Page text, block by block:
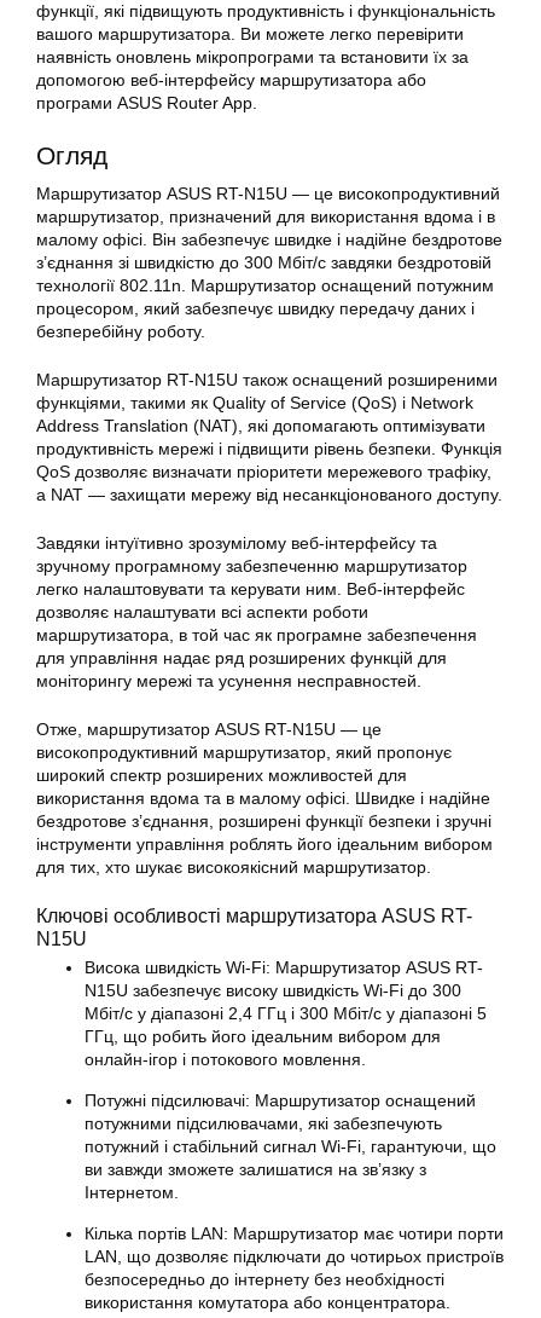
функції, які підвищують продуктивність і функціональність
вашого маршрутизатора. Ви можете легко перевірити
наявність оновлень мікропрограми та встановити їх за
допомогою веб-інтерфейсу маршрутизатора або
програми ASUS Router App.
Огляд
Маршрутизатор ASUS RT-N15U — це високопродуктивний
маршрутизатор, призначений для використання вдома і в
малому офісі. Він забезпечує швидке і надійне бездротове
з’єднання зі швидкістю до 300 Мбіт/с завдяки бездротовій
технології 802.11n. Маршрутизатор оснащений потужним
процесором, який забезпечує швидку передачу даних і
безперебійну роботу.
Маршрутизатор RT-N15U також оснащений розширеними
функціями, такими як Quality of Service (QoS) і Network
Address Translation (NAT), які допомагають оптимізувати
продуктивність мережі і підвищити рівень безпеки. Функція
QoS дозволяє визначати пріоритети мережевого трафіку,
а NAT — захищати мережу від несанкціонованого доступу.
Завдяки інтуїтивно зрозумілому веб-інтерфейсу та
зручному програмному забезпеченню маршрутизатор
легко налаштовувати та керувати ним. Веб-інтерфейс
дозволяє налаштувати всі аспекти роботи
маршрутизатора, в той час як програмне забезпечення
для управління надає ряд розширених функцій для
моніторингу мережі та усунення несправностей.
Отже, маршрутизатор ASUS RT-N15U — це
високопродуктивний маршрутизатор, який пропонує
широкий спектр розширених можливостей для
використання вдома та в малому офісі. Швидке і надійне
бездротове з’єднання, розширені функції безпеки і зручні
інструменти управління роблять його ідеальним вибором
для тих, хто шукає високоякісний маршрутизатор.
Ключові особливості маршрутизатора ASUS RT-
N15U
Висока швидкість Wi-Fi: Маршрутизатор ASUS RT-
N15U забезпечує високу швидкість Wi-Fi до 300
Мбіт/с у діапазоні 2,4 ГГц і 300 Мбіт/с у діапазоні 5
ГГц, що робить його ідеальним вибором для
онлайн-ігор і потокового мовлення.
Потужні підсилювачі: Маршрутизатор оснащений
потужними підсилювачами, які забезпечують
потужний і стабільний сигнал Wi-Fi, гарантуючи, що
ви завжди зможете залишатися на зв’язку з
Інтернетом.
Кілька портів LAN: Маршрутизатор має чотири порти
LAN, що дозволяє підключати до чотирьох пристроїв
безпосередньо до інтернету без необхідності
використання комутатора або концентратора.